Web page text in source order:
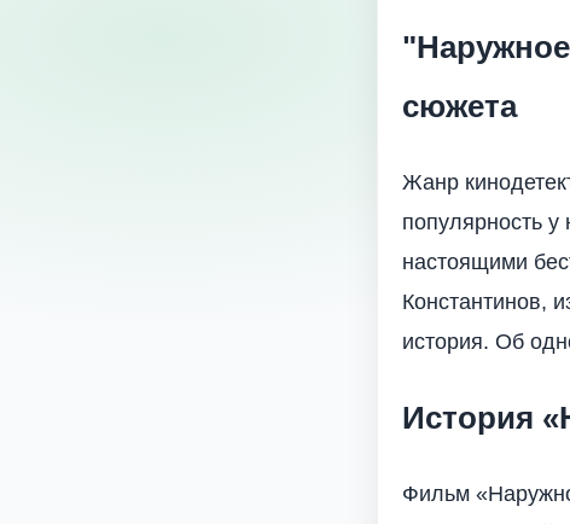
сюжета
Жанр
популярность у
настоящими
Константинов,
история. Об
История
Фильм